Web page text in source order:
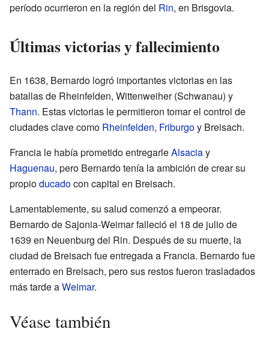
período ocurrieron en la región del Rin, en Brisgovia.
Últimas victorias y fallecimiento
En 1638, Bernardo logró importantes victorias en las
batallas de Rheinfelden, Wittenweiher (Schwanau) y
Thann. Estas victorias le permitieron tomar el control de
ciudades clave como Rheinfelden, Friburgoy Breisach.
Francia le había prometido entregarleAlsaciay
Haguenau, pero Bernardo tenía la ambición de crear su
propioducadocon capital en Breisach.
Lamentablemente, su salud comenzó a empeorar.
Bernardo de Sajonia-Weimar falleció el 18 de julio de
1639 en Neuenburg del Rin. Después de su muerte, la
ciudad de Breisach fue entregada a Francia. Bernardo fue
enterrado en Breisach, pero sus restos fueron trasladados
más tarde aWeimar.
Véase también